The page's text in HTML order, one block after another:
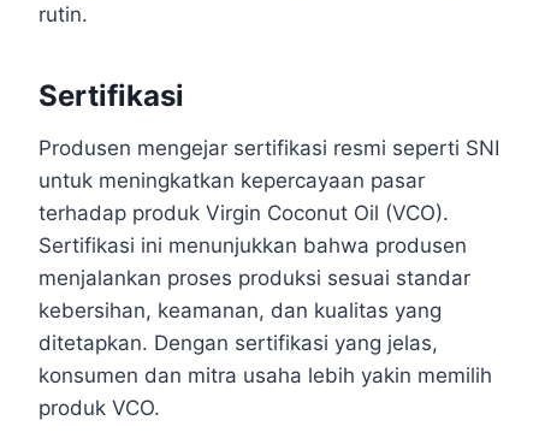
rutin.
Sertifikasi
Produsen mengejar sertifikasi resmi seperti SNI
untuk meningkatkan kepercayaan pasar
terhadap produk Virgin Coconut Oil (VCO).
Sertifikasi ini menunjukkan bahwa produsen
menjalankan proses produksi sesuai standar
kebersihan, keamanan, dan kualitas yang
ditetapkan. Dengan sertifikasi yang jelas,
konsumen dan mitra usaha lebih yakin memilih
produk VCO.